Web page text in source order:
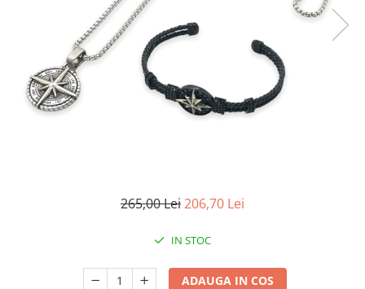
CEASURI DAMA
265,00 Lei206,70 Lei
IN STOC
ADAUGA IN COS